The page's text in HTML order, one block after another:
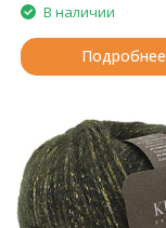
В наличии
Подробнее